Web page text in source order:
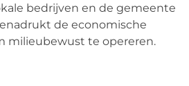
bedrijven en de gemeente
de economische
milieubewust te opereren.